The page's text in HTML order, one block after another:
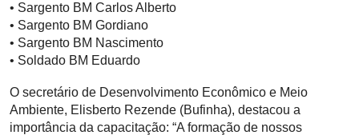
• Sargento BM Carlos Alberto
• Sargento BM Gordiano
• Sargento BM Nascimento
• Soldado BM Eduardo
O secretário de Desenvolvimento Econômico e Meio
Ambiente, Elisberto Rezende (Bufinha), destacou a
importância da capacitação: “A formação de nossos